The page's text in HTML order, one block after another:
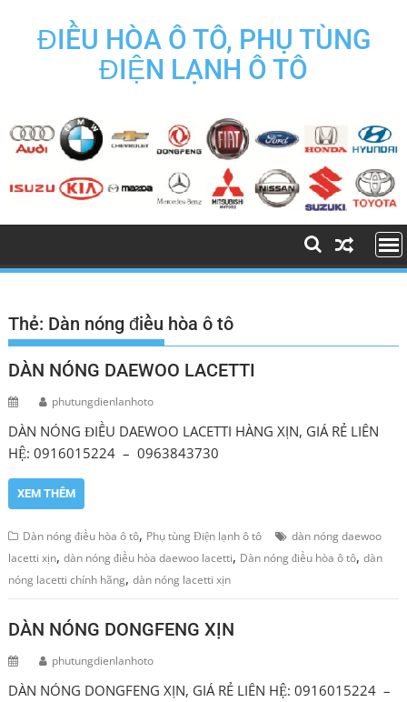
contentĐIỀU HÒA Ô TÔ, PHỤ TÙNG
ĐIỆN LẠNH Ô TÔ
Thẻ: Dàn nóng điều hòa ô tô
DÀN NÓNG DAEWOO LACETTI
phutungdienlanhoto
DÀN NÓNG ĐIỀU DAEWOO LACETTI HÀNG XỊN, GIÁ RẺ LIÊN
HỆ: 0916015224 – 0963843730
XEM THÊM
Dàn nóng điều hòa ô tô, Phụ tùng Điện lạnh ô tô
dàn nóng daewoo
lacetti xịn,dàn nóng điều hòa daewoo lacetti, Dàn nóng điều hòa ô tô,dàn
nóng lacetti chính hãng,dàn nóng lacetti xịn
DÀN NÓNG DONGFENG XỊN
phutungdienlanhoto
DÀN NÓNG DONGFENG XỊN, GIÁ RẺ LIÊN HỆ: 0916015224 –